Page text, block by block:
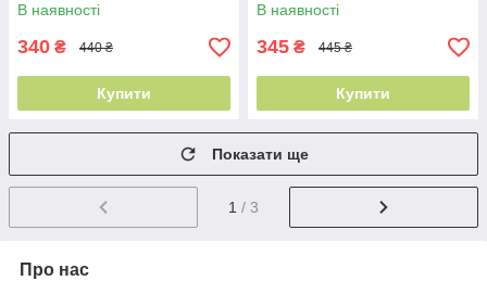
В наявності
340 ₴ 440 ₴
Купити
В наявності
345 ₴ 445 ₴
Купити
Показати ще
1 / 3
Про нас